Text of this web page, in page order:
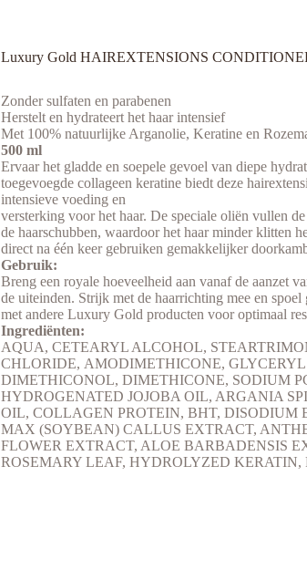
Luxury Gold HAIREXTENSIONS
Zonder sulfaten en parabenen
Herstelt en hydrateert het haar intensief
Met 100% natuurlijke Arganolie, Keratine en
500 ml
Ervaar het gladde en soepele gevoel van diepe
toegevoegde collageen keratine biedt deze
intensieve voeding en
versterking voor het haar. De speciale oliën vullen
de haarschubben, waardoor het haar minder klitten
direct na één keer gebruiken gemakkelijker
Gebruik:
Breng een royale hoeveelheid aan vanaf de aanzet
de uiteinden. Strijk met de haarrichting mee en
met andere Luxury Gold producten voor optimaal
Ingrediënten:
AQUA, CETEARYL ALCOHOL,
CHLORIDE, AMODIMETHICONE, GLYCERYL
DIMETHICONOL, DIMETHICONE, SODIUM
HYDROGENATED JOJOBA OIL, ARGANIA
OIL, COLLAGEN PROTEIN, BHT, DISODIUM
MAX (SOYBEAN) CALLUS EXTRACT,
FLOWER EXTRACT, ALOE BARBADENSIS
ROSEMARY LEAF, HYDROLYZED KERATIN,